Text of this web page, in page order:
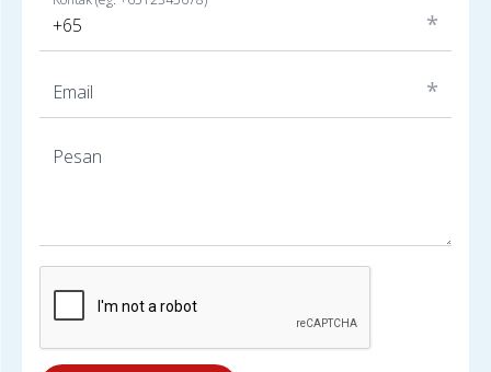
*
Email *
Pesan